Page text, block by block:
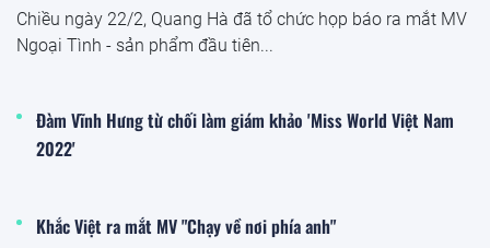
Chiều ngày 22/2, Quang Hà đã tổ chức họp báo ra mắt MV
Ngoại Tình - sản phẩm đầu tiên...
Đàm Vĩnh Hưng từ chối làm giám khảo 'Miss World Việt Nam
2022'
Khắc Việt ra mắt MV "Chạy về nơi phía anh"